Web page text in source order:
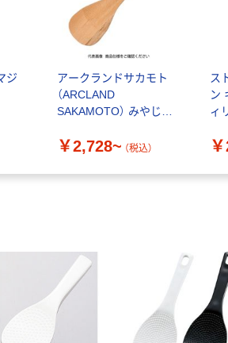
ジ
アークランドサカモト
（ARCLAND
SAKAMOTO） みやじま
￥2,728~ （税込）
ス
ン
ィ